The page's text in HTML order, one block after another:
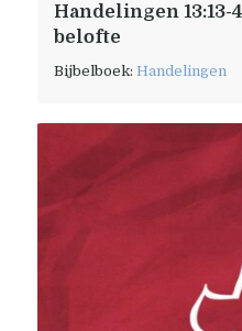
Handelingen 13:13-
belofte
Bijbelboek:Handelingen